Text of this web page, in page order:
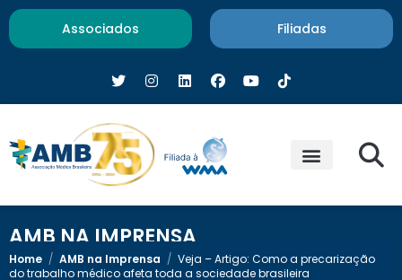
Associados Filiadas
AMB NA IMPRENSA
Home / AMB na Imprensa / Veja – Artigo: Como a precarização
do trabalho médico afeta toda a sociedade brasileira